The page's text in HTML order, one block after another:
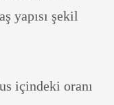
yapısı şekil
içindeki oranı